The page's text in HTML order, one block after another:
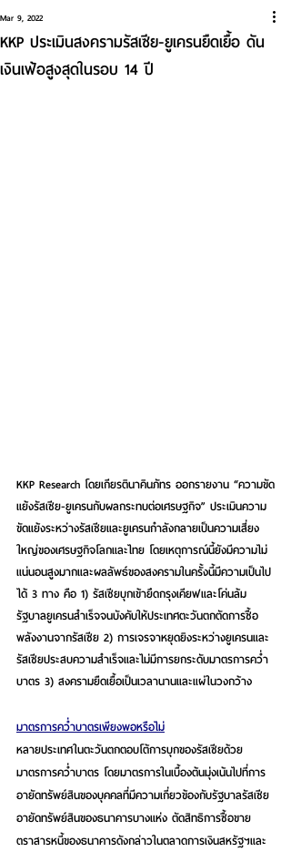
KKP ประเมินสงครามรัสเซีย-ยูเครนยืดเยื้อ ดัน
เงินเฟ้อสูงสุดในรอบ 14 ปี
Mar 9, 2022
KKP Research โดยเกียรตินาคินภัทร ออกรายงาน “ความขัด
แย้งรัสเซีย-ยูเครนกับผลกระทบต่อเศรษฐกิจ” ประเมินความ
ขัดแย้งระหว่างรัสเซียและยูเครนกำลังกลายเป็นความเสี่ยง
ใหญ่ของเศรษฐกิจโลกและไทย โดยเหตุการณ์นี้ยังมีความไม่
แน่นอนสูงมากและผลลัพธ์ของสงครามในครั้งนี้มีความเป็นไป
ได้ 3 ทาง คือ 1) รัสเซียบุกเข้ายึดกรุงเคียฟและโค่นล้ม
รัฐบาลยูเครนสำเร็จจนบังคับให้ประเทศตะวันตกตัดการซื้อ
พลังงานจากรัสเซีย 2) การเจรจาหยุดยิงระหว่างยูเครนและ
รัสเซียประสบความสำเร็จและไม่มีการยกระดับมาตรการคว่ำ
บาตร 3) สงครามยืดเยื้อเป็นเวลานานและแผ่ในวงกว้าง
มาตรการคว่ำบาตรเพียงพอหรือไม่
หลายประเทศในตะวันตกตอบโต้การบุกของรัสเซียด้วย
มาตรการคว่ำบาตร โดยมาตรการในเบื้องต้นมุ่งเน้นไปที่การ
อายัดทรัพย์สินของบุคคลที่มีความเกี่ยวข้องกับรัฐบาลรัสเซีย
อายัดทรัพย์สินของธนาคารบางแห่ง ตัดสิทธิการซื้อขาย
ตราสารหนี้ของธนาคารดังกล่าวในตลาดการเงินสหรัฐฯและ